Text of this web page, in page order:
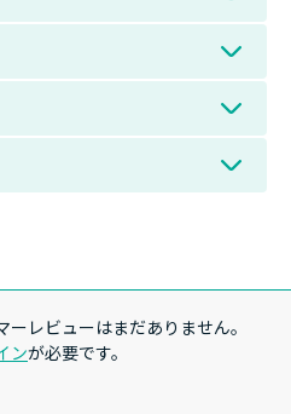
レビューはまだありません。
ンが必要です。